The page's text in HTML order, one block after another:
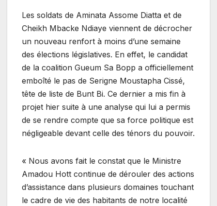
Les soldats de Aminata Assome Diatta et de
Cheikh Mbacke Ndiaye viennent de décrocher
un nouveau renfort à moins d’une semaine
des élections législatives. En effet, le candidat
de la coalition Gueum Sa Bopp a officiellement
emboîté le pas de Serigne Moustapha Cissé,
tête de liste de Bunt Bi. Ce dernier a mis fin à
projet hier suite à une analyse qui lui a permis
de se rendre compte que sa force politique est
négligeable devant celle des ténors du pouvoir.
« Nous avons fait le constat que le Ministre
Amadou Hott continue de dérouler des actions
d’assistance dans plusieurs domaines touchant
le cadre de vie des habitants de notre localité